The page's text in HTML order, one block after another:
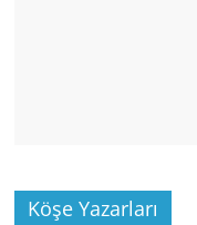
Köşe Yazarları